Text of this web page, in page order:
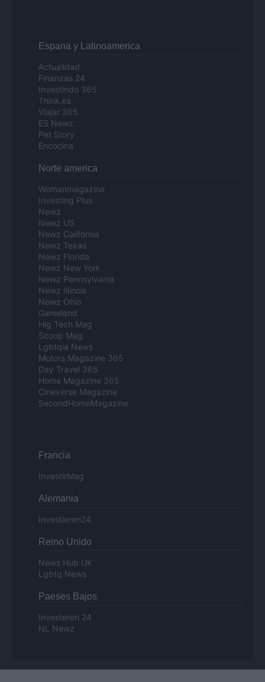
Espana y Latinoamerica
Actualidad
Finanzas 24
Investindo 365
Think.es
Viajar 365
ES Newz
Pet Story
Encocina
Norte america
Womanmagazine
Investing Plus
Newz
Newz US
Newz California
Newz Texas
Newz Florida
Newz New York
Newz Pennsylvania
Newz Illinois
Newz Ohio
Gameland
Hig Tech Mag
Scoop Mag
Lgbtqia News
Motors Magazine 365
Day Travel 365
Home Magazine 365
Cineverse Magazine
SecondHomeMagazine
Francia
InvestirMag
Alemania
Investieren24
Reino Unido
News Hub UK
Lgbtq News
Paeses Bajos
Investeren 24
NL Newz